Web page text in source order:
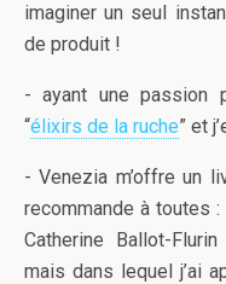
imaginer un seul
de produit !
- ayant une passion
“élixirs de la ruche” et
- Venezia m’offre un
recommande à toutes
Catherine Ballot-
mais dans lequel j’ai